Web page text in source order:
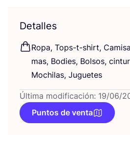
Detalles
Ropa, Tops-t-shirt,
mas, Bodies, Bol­sos,
Mochi­las, Juguetes
Última modificación: 19/06/
Puntos de venta